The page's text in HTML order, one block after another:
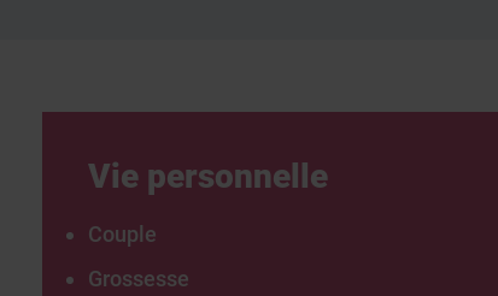
Vie personnelle
Couple
Grossesse